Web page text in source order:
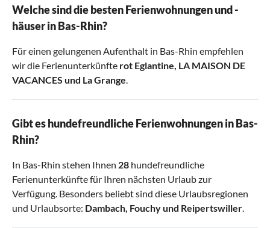
Welche sind die besten Ferienwohnungen und -
häuser in Bas-Rhin?
Für einen gelungenen Aufenthalt in Bas-Rhin empfehlen
wir die Ferienunterkünfte rot Eglantine, LA MAISON DE
VACANCES und La Grange.
Gibt es hundefreundliche Ferienwohnungen in Bas-
Rhin?
In Bas-Rhin stehen Ihnen 28 hundefreundliche
Ferienunterkünfte für Ihren nächsten Urlaub zur
Verfügung. Besonders beliebt sind diese Urlaubsregionen
und Urlaubsorte: Dambach, Fouchyund Reipertswiller.